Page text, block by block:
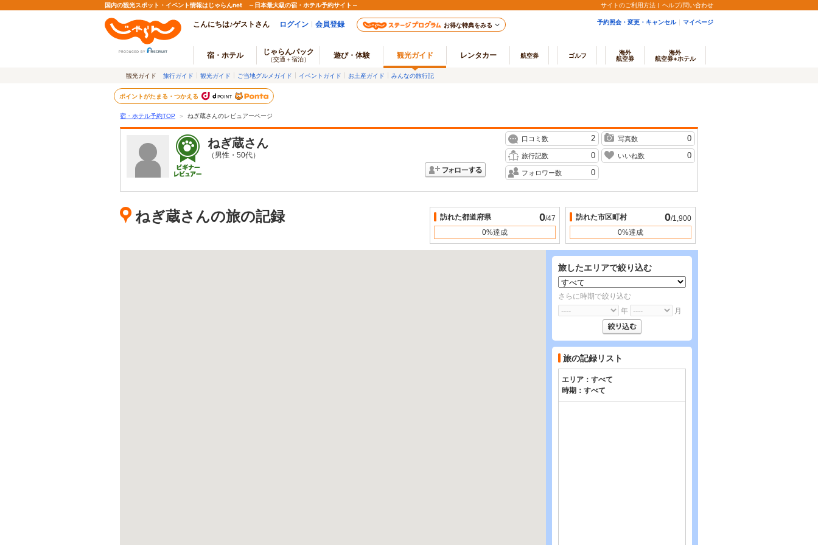
国内の観光スポット・イベント情報はじゃらんnet ～日本最大級の宿・ホテル予約サイト～ サイトのご利用方法 ヘルプ/問い合わせ
こんにちは♪ゲストさん ログイン 会員登録 お得な特典をみる 予約照会・変更・キャンセル マイページ
宿・ホテル じゃらんパック
（交通＋宿泊） 遊び・体験 観光ガイド レンタカー 航空券 ゴルフ
海外
航空券
海外
航空券+ホテル
観光ガイド 旅行ガイド 観光ガイド ご当地グルメガイド イベントガイド お土産ガイド みんなの旅行記
ポイントがたまる・つかえる
宿・ホテル予約TOP ＞ ねぎ蔵さんのレビュアーページ
ねぎ蔵さん
（男性・50代）
口コミ数 2 写真数 0
旅行記数 0 いいね数 0
フォロワー数 0
ねぎ蔵さんの旅の記録 訪れた都道府県 0/47
0%達成
訪れた市区町村 0/1,900
0%達成
旅したエリアで絞り込む
さらに時期で絞り込む
年
月
旅の記録リスト
エリア： すべて
時期： すべて